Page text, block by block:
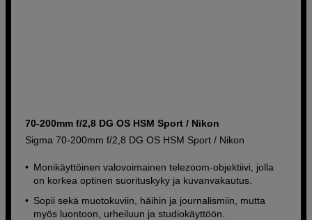
70-200mm f/2,8 DG OS HSM Sport / Nikon
Sigma 70-200mm f/2,8 DG OS HSM Sport / Nikon
Monikäyttöinen valovoimainen telezoom-objektiivi, jolla
on korkea optinen suorituskyky ja kuvanvakautus.
Sopii sekä muotokuviin, häihin ja journalismiin, mutta
myös luontoon, urheiluun ja studiokäyttöön.